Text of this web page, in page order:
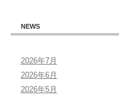
NEWS
2026年7月
2026年6月
2026年5月